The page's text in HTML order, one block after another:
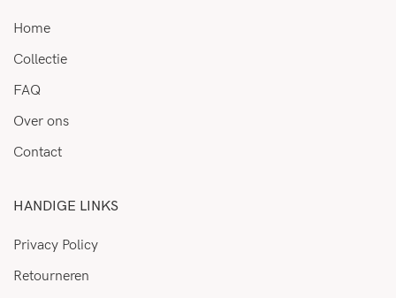
Home
Collectie
FAQ
Over ons
Contact
HANDIGE LINKS
Privacy Policy
Retourneren